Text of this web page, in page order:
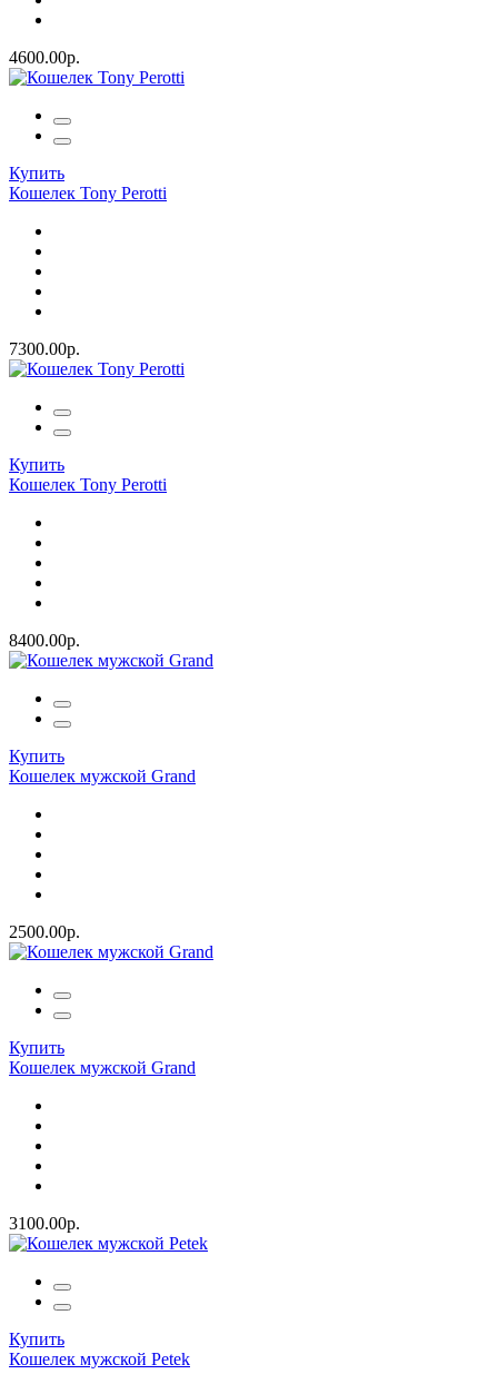
4600.00р.
Купить
Кошелек Tony Perotti
7300.00р.
Купить
Кошелек Tony Perotti
8400.00р.
Купить
Кошелек мужской Grand
2500.00р.
Купить
Кошелек мужской Grand
3100.00р.
Купить
Кошелек мужской Petek